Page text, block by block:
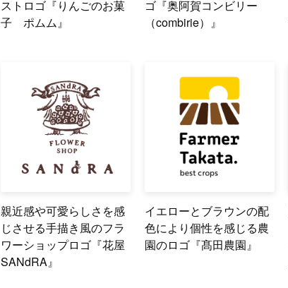
ストロゴ『りんごのお菓
子 ポムム』
ゴ『奥阿賀コンビリー
（combirie）』
親近感や可愛らしさを感
じさせる手描き風のフラ
ワーショップロゴ『花屋
SANdRA』
イエローとブラウンの配
色により個性を感じる農
園のロゴ『髙田農園』